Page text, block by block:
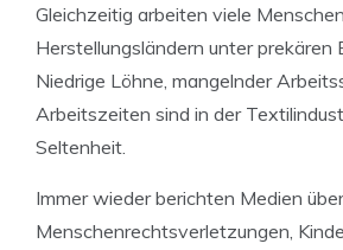
Gleichzeitig arbeiten viele
Herstellungsländern unter prekären
Niedrige Löhne, mangelnder
Arbeitszeiten sind in der
Seltenheit.
Immer wieder berichten Medien über
Menschenrechtsverletzungen,